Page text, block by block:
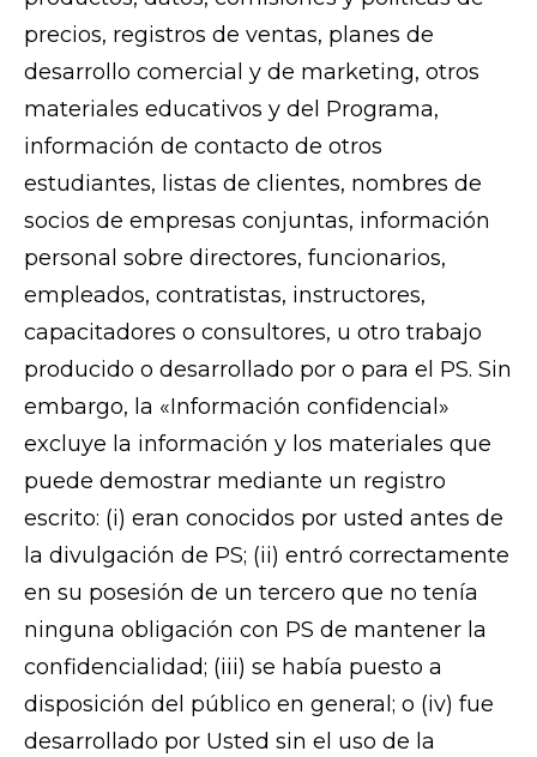
precios, registros de ventas, planes de
desarrollo comercial y de marketing, otros
materiales educativos y del Programa,
información de contacto de otros
estudiantes, listas de clientes, nombres de
socios de empresas conjuntas, información
personal sobre directores, funcionarios,
empleados, contratistas, instructores,
capacitadores o consultores, u otro trabajo
producido o desarrollado por o para el PS. Sin
embargo, la «Información confidencial»
excluye la información y los materiales que
puede demostrar mediante un registro
escrito: (i) eran conocidos por usted antes de
la divulgación de PS; (ii) entró correctamente
en su posesión de un tercero que no tenía
ninguna obligación con PS de mantener la
confidencialidad; (iii) se había puesto a
disposición del público en general; o (iv) fue
desarrollado por Usted sin el uso de la